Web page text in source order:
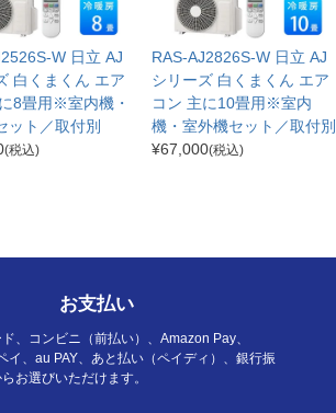
W 日立 AJ
白くまくん エア
8畳用※室内機・
ット／取付別
(税込)
RAS-AJ2826S-W 日立 AJ
シリーズ 白くまくん エア
コン 主に10畳用※室内
機・室外機セット／取付別
¥67,000(税込)
お支払い
、コンビニ（前払い）、Amazon Pay、
イ、au PAY、あと払い（ペイディ）、銀行振
お選びいただけます。